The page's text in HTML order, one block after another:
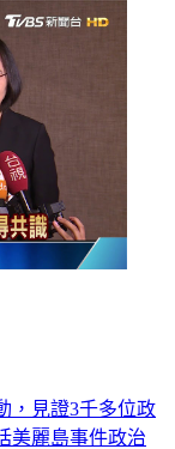
，見證3千多位政
美麗島事件政治